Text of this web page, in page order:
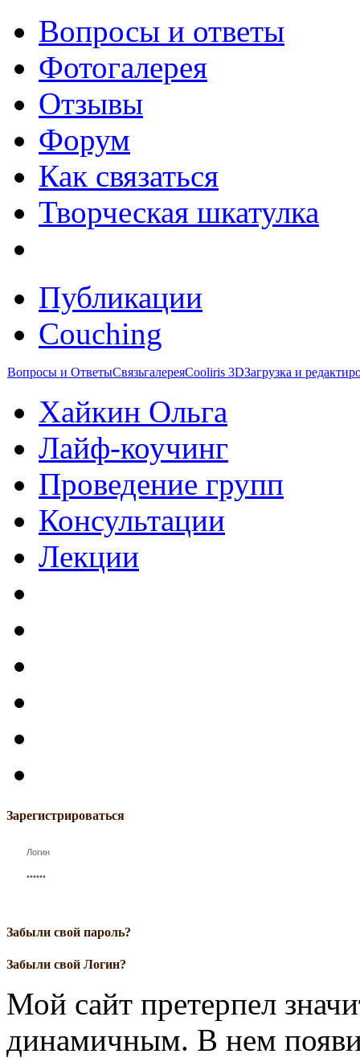
Вопросы и ответы
Фотогалерея
Отзывы
Форум
Как связаться
Творческая шкатулка
Публикации
Couching
Вопросы и ОтветыСвязьгалереяCooliris 3DЗагрузка и
Хайкин Ольга
Лайф-коучинг
Проведение групп
Консультации
Лекции
Зарегистрироваться
Забыли свой пароль?
Забыли свой Логин?
Мой сайт претерпел
динамичным. В нем